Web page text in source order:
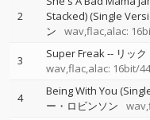
2
Stacked) (Single
ン
wav,flac,alac:
3 Super Freak-- リッ
wav,flac,alac: 16bit/
4 Being With You
ー・ロビンソン